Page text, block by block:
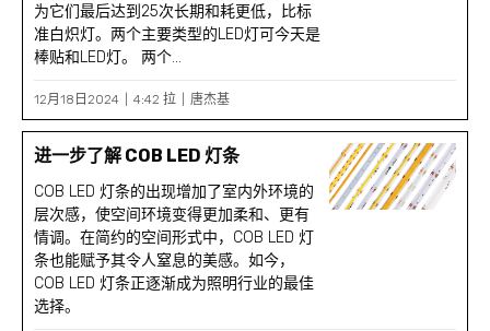
为它们最后达到25次长期和耗更低，比标
准白炽灯。两个主要类型的LED灯可今天是
棒贴和LED灯。 两个...
12月18日2024 4:42 拉 唐杰基
进一步了解 COB LED 灯条
COB LED 灯条的出现增加了室内外环境的
层次感，使空间环境变得更加柔和、更有
情调。在简约的空间形式中，COB LED 灯
条也能赋予其令人窒息的美感。如今，
COB LED 灯条正逐渐成为照明行业的最佳
选择。